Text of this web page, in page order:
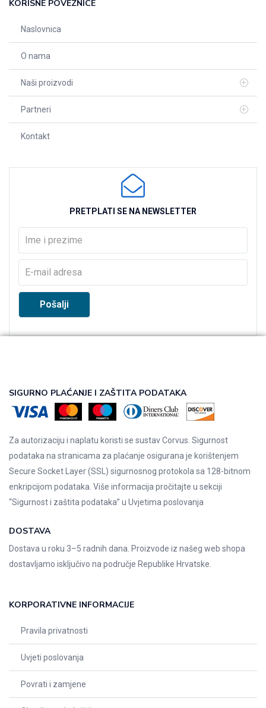
KORISNE POVEZNICE
Naslovnica
O nama
Naši proizvodi
Partneri
Kontakt
PRETPLATI SE NA NEWSLETTER
SIGURNO PLAĆANJE I ZAŠTITA PODATAKA
Za autorizaciju i naplatu koristi se sustav Corvus. Sigurnost
podataka na stranicama za plaćanje osigurana je korištenjem
Secure Socket Layer (SSL) sigurnosnog protokola sa 128-bitnom
enkripcijom podataka. Više informacija pročitajte u sekciji
“Sigurnost i zaštita podataka” u Uvjetima poslovanja
DOSTAVA
Dostava u roku 3–5 radnih dana. Proizvode iz našeg web shopa
dostavljamo isključivo na područje Republike Hrvatske.
KORPORATIVNE INFORMACIJE
Pravila privatnosti
Uvjeti poslovanja
Povrati i zamjene